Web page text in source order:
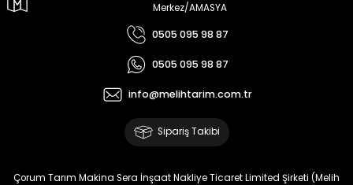
Merkez/AMASYA
0505 095 98 87
0505 095 98 87
info@melihtarim.com.tr
Sipariş Takibi
Çorum Tarım Makina Sera İnşaat Nakliye Ticaret Limited Şirketi (Melih